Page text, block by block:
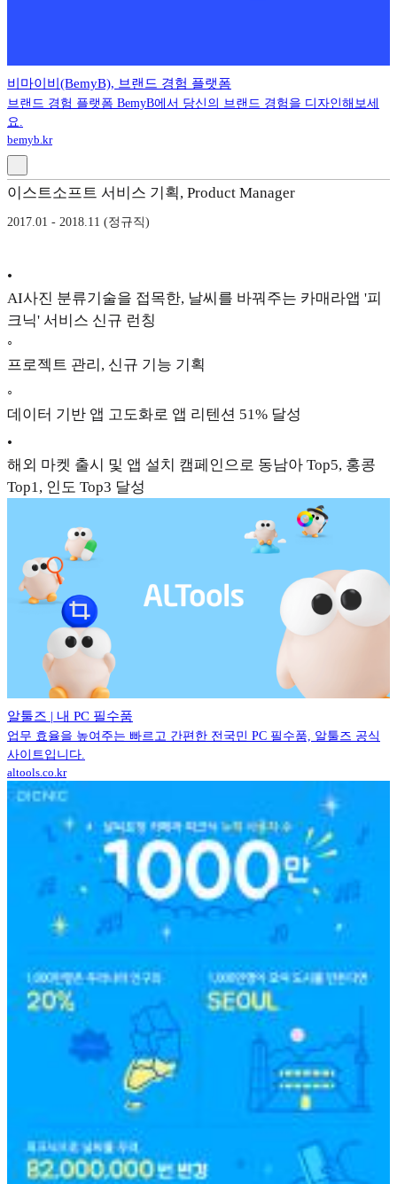
비마이비(BemyB), 브랜드 경험 플랫폼
브랜드 경험 플랫폼 BemyB에서 당신의 브랜드 경험을 디자인해보세
요.
bemyb.kr
이스트소프트 서비스 기획, Product Manager
2017.01 - 2018.11 (정규직)
•
AI사진 분류기술을 접목한, 날씨를 바꿔주는 카매라앱 '피
크닉' 서비스 신규 런칭
◦
프로젝트 관리, 신규 기능 기획
◦
데이터 기반 앱 고도화로 앱 리텐션 51% 달성
•
해외 마켓 출시 및 앱 설치 캠페인으로 동남아 Top5, 홍콩
Top1, 인도 Top3 달성
알툴즈 | 내 PC 필수품
업무 효율을 높여주는 빠르고 간편한 전국민 PC 필수품, 알툴즈 공식
사이트입니다.
altools.co.kr